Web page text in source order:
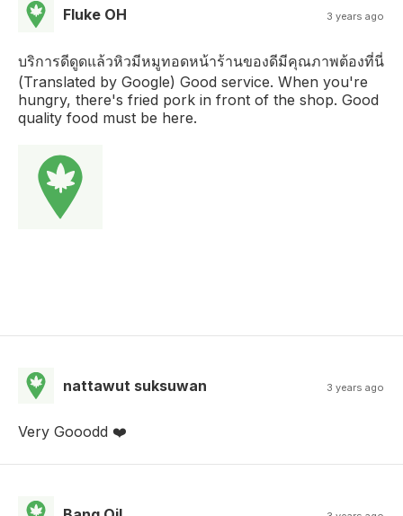
Fluke OH 3 years ago
บริการดีดูดแล้วหิวมีหมูทอดหน้าร้านของดีมีคุณภาพต้องที่นี่
(Translated by Google) Good service. When you're
hungry, there's fried pork in front of the shop. Good
quality food must be here.
nattawut suksuwan 3 years ago
Very Gooodd ❤️